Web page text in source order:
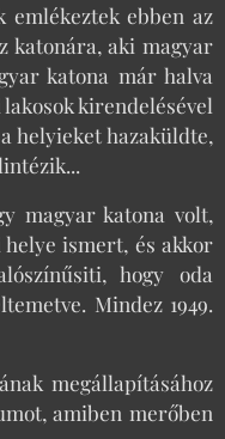
emlékeztek ebben az
katonára, aki magyar
katona már halva
kirendelésével
helyieket hazaküldte,
magyar katona volt,
ismert, és akkor
hogy oda
Mindez 1949.
megállapításához
amiben merőben